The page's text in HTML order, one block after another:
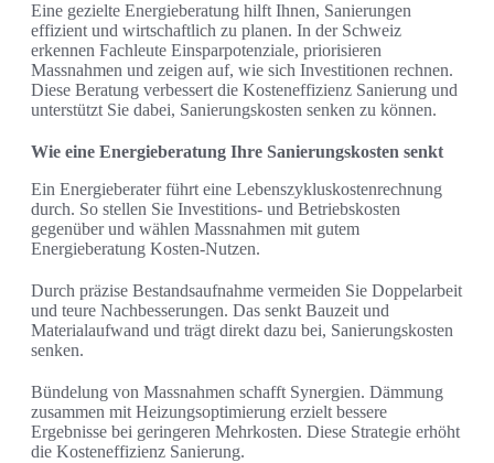
Eine gezielte Energieberatung hilft Ihnen, Sanierungen
effizient und wirtschaftlich zu planen. In der Schweiz
erkennen Fachleute Einsparpotenziale, priorisieren
Massnahmen und zeigen auf, wie sich Investitionen rechnen.
Diese Beratung verbessert die Kosteneffizienz Sanierung und
unterstützt Sie dabei, Sanierungskosten senken zu können.
Wie eine Energieberatung Ihre Sanierungskosten senkt
Ein Energieberater führt eine Lebenszykluskostenrechnung
durch. So stellen Sie Investitions- und Betriebskosten
gegenüber und wählen Massnahmen mit gutem
Energieberatung Kosten-Nutzen.
Durch präzise Bestandsaufnahme vermeiden Sie Doppelarbeit
und teure Nachbesserungen. Das senkt Bauzeit und
Materialaufwand und trägt direkt dazu bei, Sanierungskosten
senken.
Bündelung von Massnahmen schafft Synergien. Dämmung
zusammen mit Heizungsoptimierung erzielt bessere
Ergebnisse bei geringeren Mehrkosten. Diese Strategie erhöht
die Kosteneffizienz Sanierung.